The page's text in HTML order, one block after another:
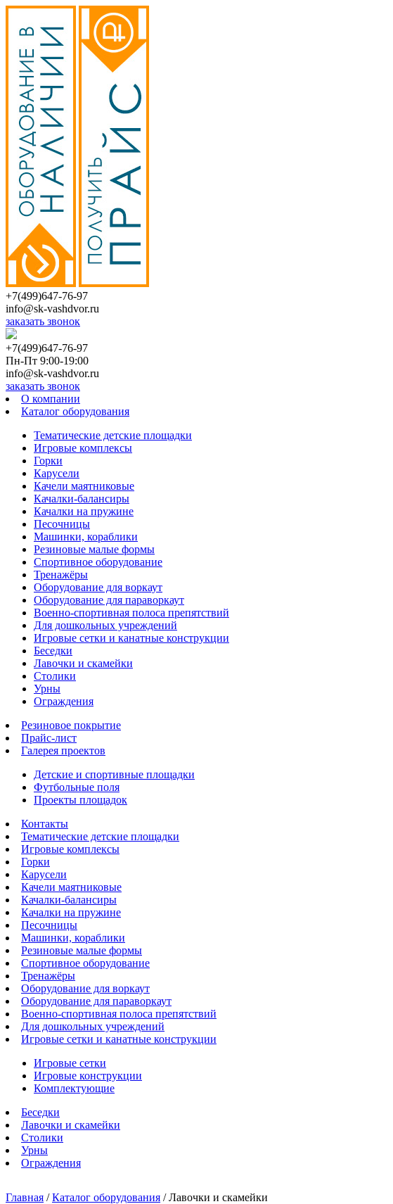
+7(499)647-76-97
info@sk-vashdvor.ru
заказать звонок
+7(499)647-76-97
Пн-Пт 9:00-19:00
info@sk-vashdvor.ru
заказать звонок
О компании
Каталог оборудования
Тематические детские площадки
Игровые комплексы
Горки
Карусели
Качели маятниковые
Качалки-балансиры
Качалки на пружине
Песочницы
Машинки, кораблики
Резиновые малые формы
Спортивное оборудование
Тренажёры
Оборудование для воркаут
Оборудование для параворкаут
Военно-спортивная полоса препятствий
Для дошкольных учреждений
Игровые сетки и канатные конструкции
Беседки
Лавочки и скамейки
Столики
Урны
Ограждения
Резиновое покрытие
Прайс-лист
Галерея проектов
Детские и спортивные площадки
Футбольные поля
Проекты площадок
Контакты
Тематические детские площадки
Игровые комплексы
Горки
Карусели
Качели маятниковые
Качалки-балансиры
Качалки на пружине
Песочницы
Машинки, кораблики
Резиновые малые формы
Спортивное оборудование
Тренажёры
Оборудование для воркаут
Оборудование для параворкаут
Военно-спортивная полоса препятствий
Для дошкольных учреждений
Игровые сетки и канатные конструкции
Игровые сетки
Игровые конструкции
Комплектующие
Беседки
Лавочки и скамейки
Столики
Урны
Ограждения
Главная /Каталог оборудования /Лавочки и скамейки